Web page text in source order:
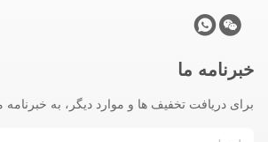
خبرنامه ما
برای دریافت تخفیف ها و موارد دیگر، به خبرنامه